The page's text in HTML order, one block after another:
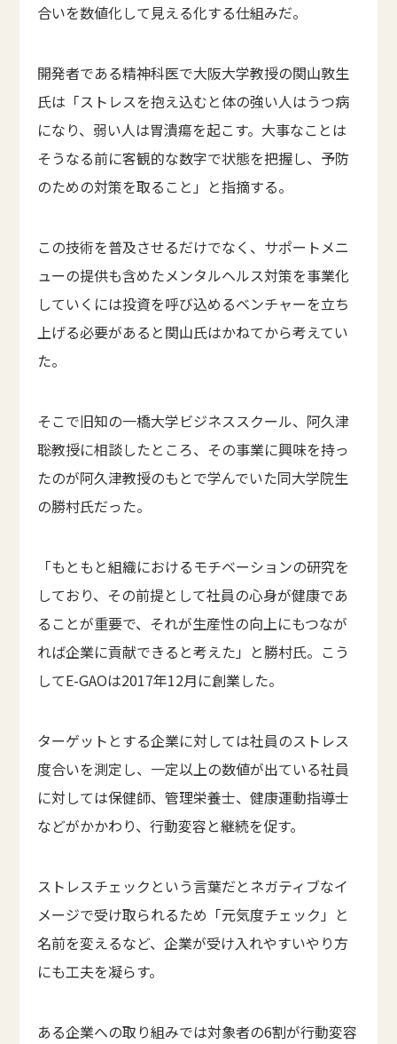
合いを数値化して見える化する仕組みだ。
開発者である精神科医で大阪大学教授の関山敦生
氏は「ストレスを抱え込むと体の強い人はうつ病
になり、弱い人は胃潰瘍を起こす。大事なことは
そうなる前に客観的な数字で状態を把握し、予防
のための対策を取ること」と指摘する。
この技術を普及させるだけでなく、サポートメニ
ューの提供も含めたメンタルヘルス対策を事業化
していくには投資を呼び込めるベンチャーを立ち
上げる必要があると関山氏はかねてから考えてい
た。
そこで旧知の一橋大学ビジネススクール、阿久津
聡教授に相談したところ、その事業に興味を持っ
たのが阿久津教授のもとで学んでいた同大学院生
の勝村氏だった。
「もともと組織におけるモチベーションの研究を
しており、その前提として社員の心身が健康であ
ることが重要で、それが生産性の向上にもつなが
れば企業に貢献できると考えた」と勝村氏。こう
してE-GAOは2017年12月に創業した。
ターゲットとする企業に対しては社員のストレス
度合いを測定し、一定以上の数値が出ている社員
に対しては保健師、管理栄養士、健康運動指導士
などがかかわり、行動変容と継続を促す。
ストレスチェックという言葉だとネガティブなイ
メージで受け取られるため「元気度チェック」と
名前を変えるなど、企業が受け入れやすいやり方
にも工夫を凝らす。
ある企業への取り組みでは対象者の6割が行動変容